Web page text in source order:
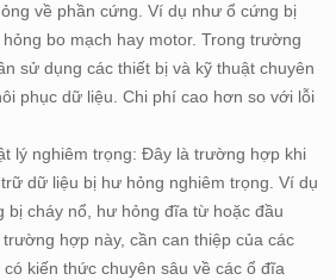
về phần cứng. Ví dụ như ổ cứng bị
bo mạch hay motor. Trong trường
sử dụng các thiết bị và kỹ thuật chuyên
phục dữ liệu. Chi phí cao hơn so với lỗi
lý nghiêm trọng: Đây là trường hợp khi
dữ liệu bị hư hỏng nghiêm trọng. Ví dụ
bị cháy nổ, hư hỏng đĩa từ hoặc đầu
hợp này, cần can thiệp của các
có kiến thức chuyên sâu về các ổ đĩa